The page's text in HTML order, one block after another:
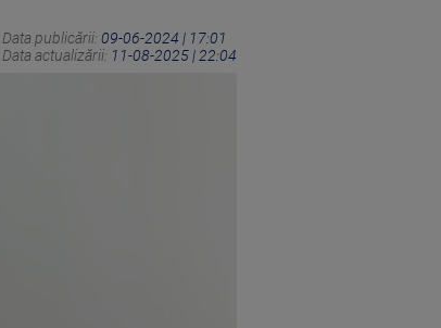
Data publicării: 09-06-2024 | 17:01
Data actualizării: 11-08-2025 | 22:04